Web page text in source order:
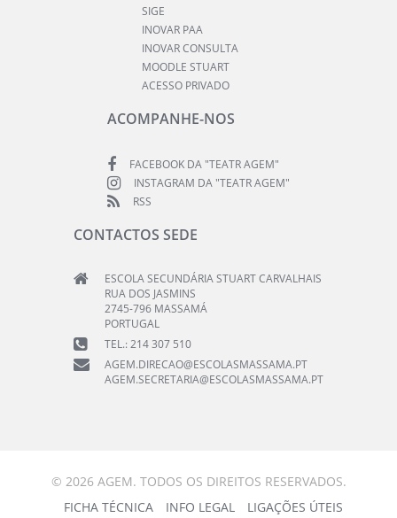
SIGE
INOVAR PAA
INOVAR CONSULTA
MOODLE STUART
ACESSO PRIVADO
ACOMPANHE-NOS
FACEBOOK DA "TEATR AGEM"
INSTAGRAM DA "TEATR AGEM"
RSS
CONTACTOS SEDE
ESCOLA SECUNDÁRIA STUART CARVALHAIS
RUA DOS JASMINS
2745-796 MASSAMÁ
PORTUGAL
TEL.: 214 307 510
AGEM.DIRECAO@ESCOLASMASSAMA.PT
AGEM.SECRETARIA@ESCOLASMASSAMA.PT
© 2026 AGEM. TODOS OS DIREITOS RESERVADOS.
FICHA TÉCNICA
INFO LEGAL LIGAÇÕES ÚTEIS